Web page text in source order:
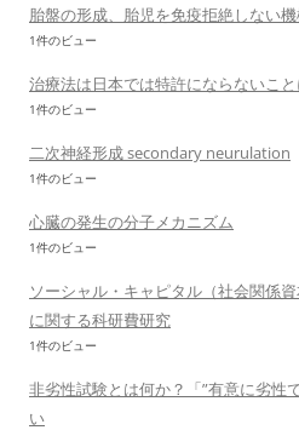
胎盤の形成、胎児を免疫拒絶しない
1件のビュー
治療法は日本では特許にならないこ
1件のビュー
二次神経形成 secondary neurulation
1件のビュー
心臓の発生の分子メカニズム
1件のビュー
ソーシャル・キャピタル（社会関係
に関する科研費研究
1件のビュー
非劣性試験とは何か？「”有意に劣性
い